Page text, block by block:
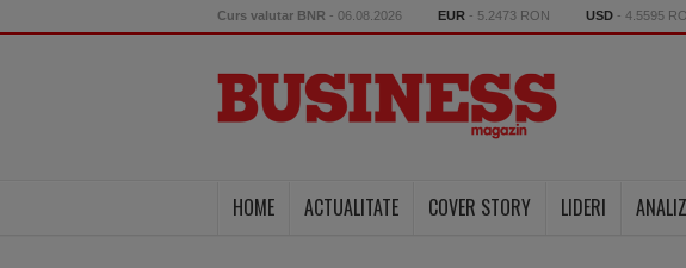
Curs valutar BNR - 06.08.2026 EUR - 5.2473 RON USD - 4.5595
HOME ACTUALITATE COVER STORY LIDERI